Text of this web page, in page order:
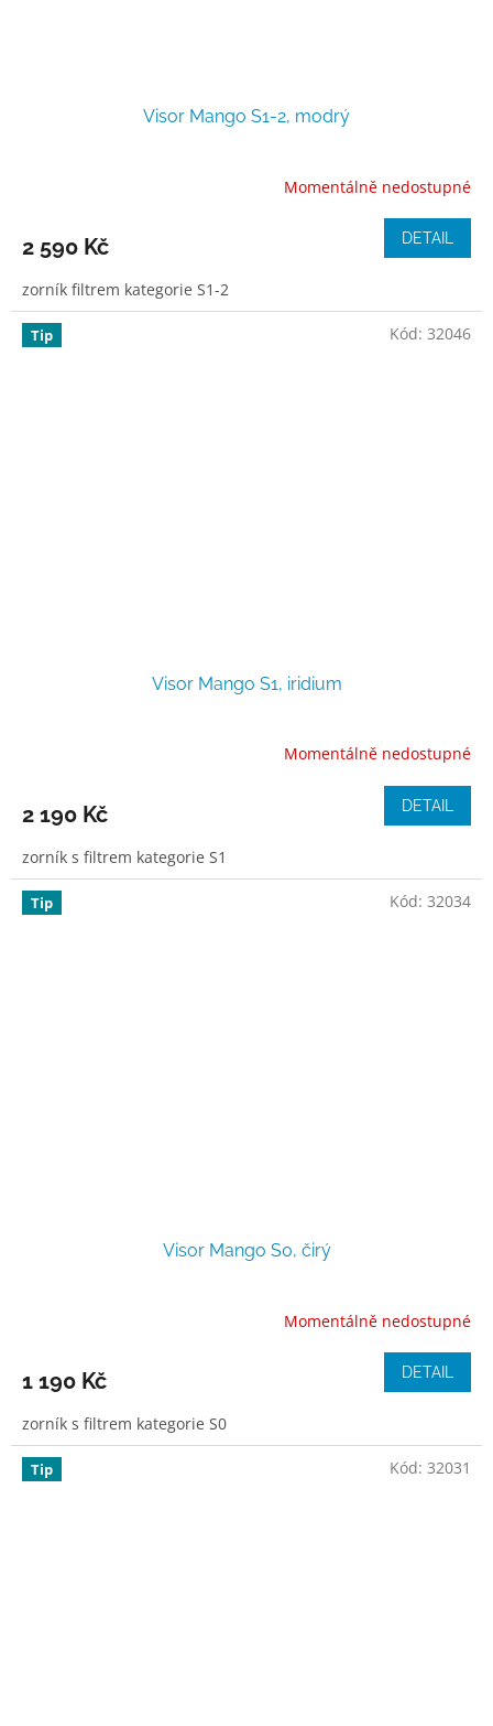
Visor Mango S1-2, modrý
Momentálně nedostupné
2 590 Kč DETAIL
zorník filtrem kategorie S1-2
Tip
Visor Mango S1, iridium
Momentálně nedostupné
2 190 Kč DETAIL
zorník s filtrem kategorie S1
Kód: 32046
Tip
Visor Mango S0, čirý
Momentálně nedostupné
1 190 Kč DETAIL
zorník s filtrem kategorie S0
Kód: 32034
Tip Kód: 32031